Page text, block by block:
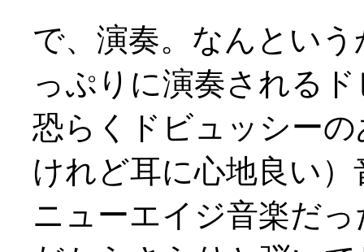
で、演奏。なんとい
っぷりに演奏される
恐らくドビュッシー
けれど耳に心地良い
ニューエイジ音楽だ